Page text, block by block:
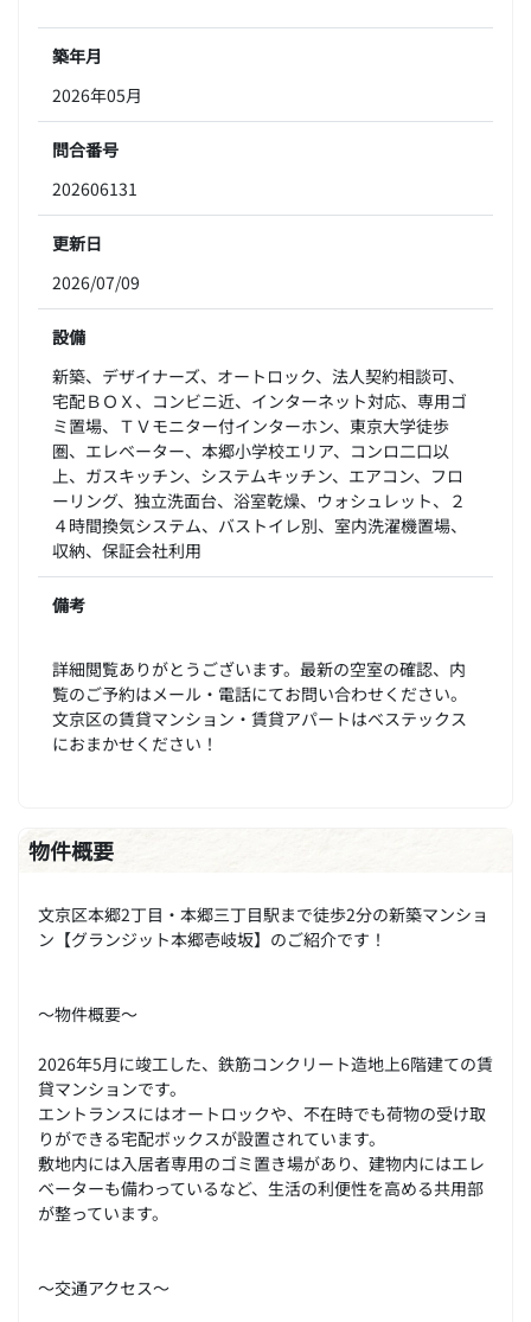
築年月
2026年05月
問合番号
202606131
更新日
2026/07/09
設備
新築、デザイナーズ、オートロック、法人契約相談可、
宅配ＢＯＸ、コンビニ近、インターネット対応、専用ゴ
ミ置場、ＴＶモニター付インターホン、東京大学徒歩
圏、エレベーター、本郷小学校エリア、コンロ二口以
上、ガスキッチン、システムキッチン、エアコン、フロ
ーリング、独立洗面台、浴室乾燥、ウォシュレット、２
４時間換気システム、バストイレ別、室内洗濯機置場、
収納、保証会社利用
備考
詳細閲覧ありがとうございます。最新の空室の確認、内
覧のご予約はメール・電話にてお問い合わせください。
文京区の賃貸マンション・賃貸アパートはベステックス
におまかせください！
物件概要
文京区本郷2丁目・本郷三丁目駅まで徒歩2分の新築マンショ
ン【グランジット本郷壱岐坂】のご紹介です！
～物件概要～
2026年5月に竣工した、鉄筋コンクリート造地上6階建ての賃
貸マンションです。
エントランスにはオートロックや、不在時でも荷物の受け取
りができる宅配ボックスが設置されています。
敷地内には入居者専用のゴミ置き場があり、建物内にはエレ
ベーターも備わっているなど、生活の利便性を高める共用部
が整っています。
～交通アクセス～